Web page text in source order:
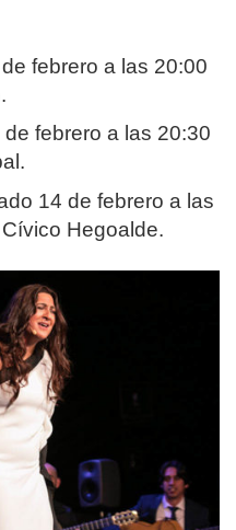
febrero a las 20:00
febrero a las 20:30
14 de febrero a las
Hegoalde.